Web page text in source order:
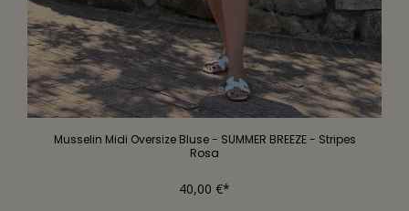
Musselin Midi Oversize Bluse - SUMMER BREEZE - Stripes
Rosa
40,00 €*